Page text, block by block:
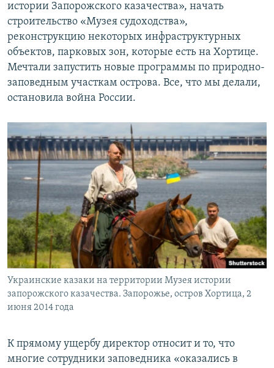
истории Запорожского казачества», начать
строительство «Музея судоходства»,
реконструкцию некоторых инфраструктурных
объектов, парковых зон, которые есть на Хортице.
Мечтали запустить новые программы по природно-
заповедным участкам острова. Все, что мы делали,
остановила война России.
Украинские казаки на территории Музея истории
запорожского казачества. Запорожье, остров Хортица, 2
июня 2014 года
К прямому ущербу директор относит и то, что
многие сотрудники заповедника «оказались в